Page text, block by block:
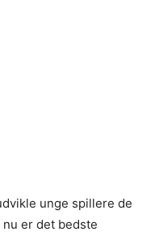
unge spillere de
er det bedste